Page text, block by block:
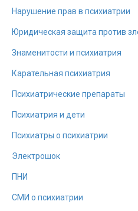
Нарушение прав в психиатрии
Юридическая защита против
Знаменитости и психиатрия
Карательная психиатрия
Психиатрические препараты
Психиатрия и дети
Психиатры о психиатрии
Электрошок
ПНИ
СМИ о психиатрии